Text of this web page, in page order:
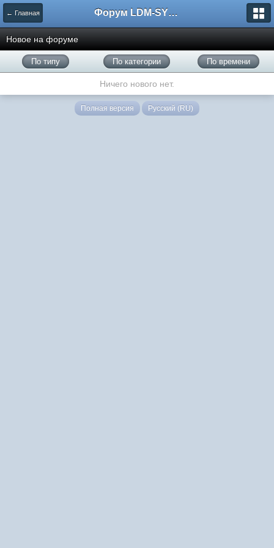
← Главная Форум LDM-SYSTEMS
Новое на форуме
По типу По категории По времени
Ничего нового нет.
Полная версия Русский (RU)